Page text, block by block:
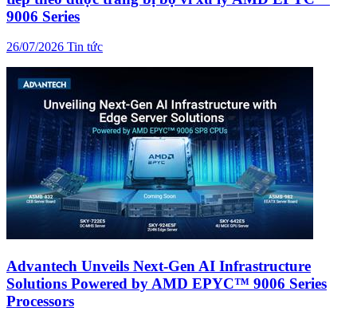
9006 Series
26/07/2026 Tin tức
Advantech Unveils Next-Gen AI Infrastructure
Solutions Powered by AMD EPYC™ 9006 Series
Processors